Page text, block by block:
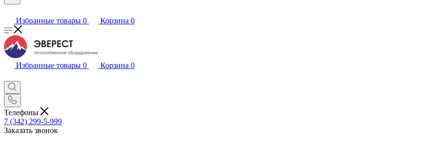
Избранные товары 0 Корзина 0
Избранные товары 0 Корзина 0
Телефоны
7 (342) 299-5-999
Заказать звонок